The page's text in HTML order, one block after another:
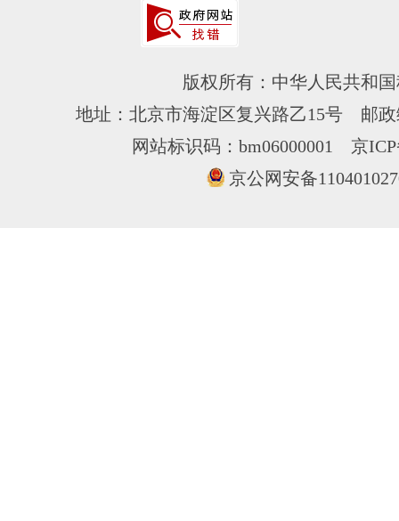
版权所有：中华人民共和
地址：北京市海淀区复兴路乙15号 邮
网站标识码：bm06000001 京
京公网安备